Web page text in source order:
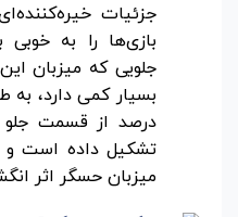
جزئیات
بازی‌ها را به خوبی
جلویی که میزبان
درصد از قسمت جلو
تشکیل داده است
میزبان حسگر اثر